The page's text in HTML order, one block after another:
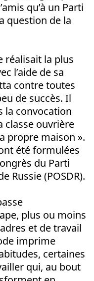
qu’à un Parti
question de la
réalisait la plus
l’aide de sa
contre toutes
de succès. Il
la convocation
classe ouvrière
propre maison ».
été formulées
du Parti
Russie (POSDR).
plus ou moins
et de travail
imprime
certaines
qui, au bout